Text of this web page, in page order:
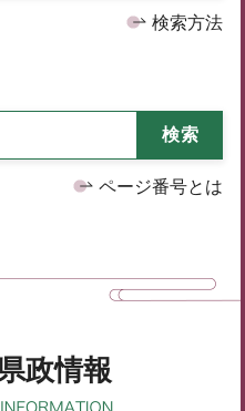
検索方法
ページ番号とは
政情報